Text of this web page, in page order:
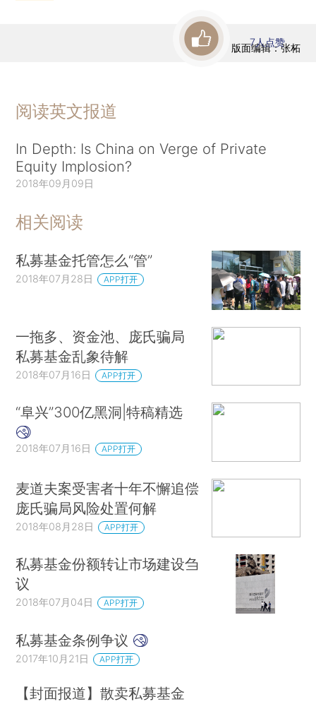
版面编辑：张柘
7人点赞
阅读英文报道
In Depth: Is China on Verge of Private
Equity Implosion?
2018年09月09日
相关阅读
私募基金托管怎么“管”
2018年07月28日 APP打开
一拖多、资金池、庞氏骗局
私募基金乱象待解
2018年07月16日 APP打开
“阜兴”300亿黑洞|特稿精选
2018年07月16日 APP打开
麦道夫案受害者十年不懈追偿
庞氏骗局风险处置何解
2018年08月28日 APP打开
私募基金份额转让市场建设刍
议
2018年07月04日 APP打开
私募基金条例争议
2017年10月21日 APP打开
【封面报道】散卖私募基金